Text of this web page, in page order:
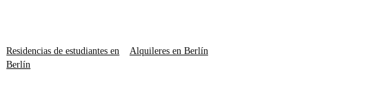
Residencias de estudiantes en
Berlín
Alquileres en Berlín